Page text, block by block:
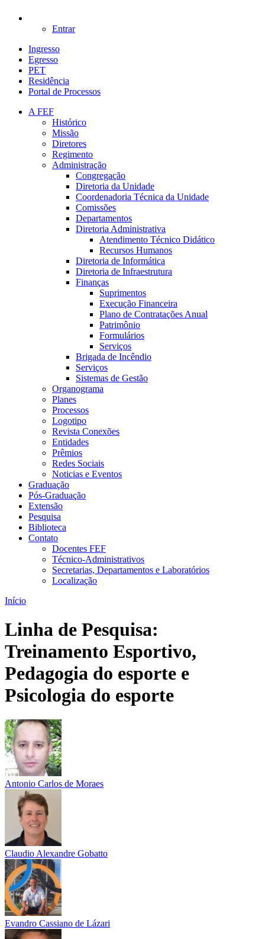
Entrar
Ingresso
Egresso
PET
Residência
Portal de Processos
A FEF
Histórico
Missão
Diretores
Regimento
Administração
Congregação
Diretoria da Unidade
Coordenadoria Técnica da Unidade
Comissões
Departamentos
Diretoria Administrativa
Atendimento Técnico Didático
Recursos Humanos
Diretoria de Informática
Diretoria de Infraestrutura
Finanças
Suprimentos
Execução Financeira
Plano de Contratações Anual
Patrimônio
Formulários
Serviços
Brigada de Incêndio
Serviços
Sistemas de Gestão
Organograma
Planes
Processos
Logotipo
Revista Conexões
Entidades
Prêmios
Redes Sociais
Noticias e Eventos
Graduação
Pós-Graduação
Extensão
Pesquisa
Biblioteca
Contato
Docentes FEF
Técnico-Administrativos
Secretarias, Departamentos e Laboratórios
Localização
Início
Linha de Pesquisa:
Treinamento Esportivo,
Pedagogia do esporte e
Psicologia do esporte
Antonio Carlos de Moraes
Claudio Alexandre Gobatto
Evandro Cassiano de Lázari